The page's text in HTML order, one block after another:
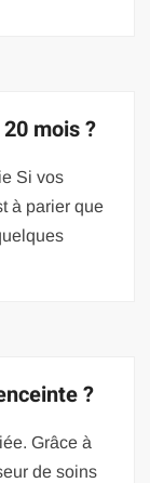
mois ?
Si vos
à parier que
?
Grâce à
de soins